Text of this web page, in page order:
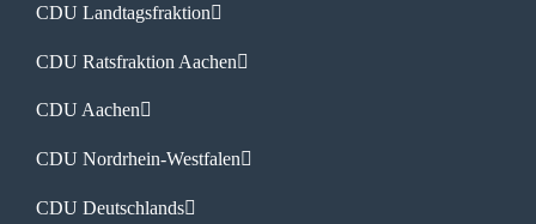
CDU Landtagsfraktion
CDU Ratsfraktion Aachen
CDU Aachen
CDU Nordrhein-Westfalen
CDU Deutschlands